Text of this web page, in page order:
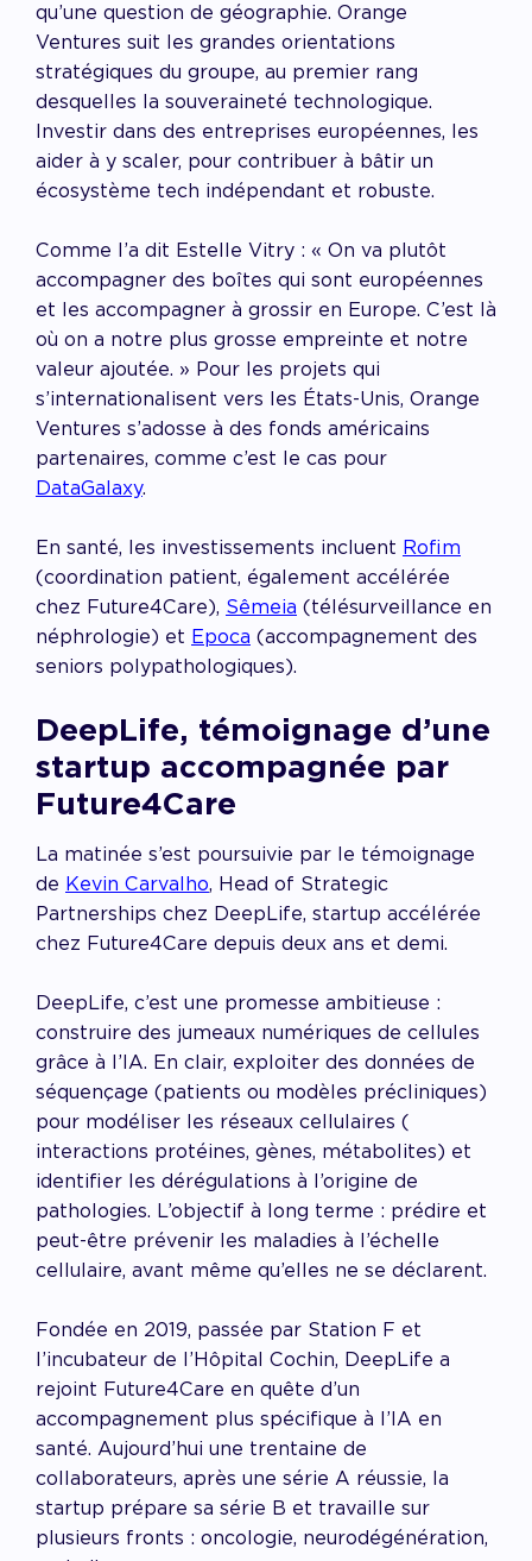
qu’une question de géographie. Orange
Ventures suit les grandes orientations
stratégiques du groupe, au premier rang
desquelles la souveraineté technologique.
Investir dans des entreprises européennes, les
aider à y scaler, pour contribuer à bâtir un
écosystème tech indépendant et robuste.
Comme l’a dit Estelle Vitry : « On va plutôt
accompagner des boîtes qui sont européennes
et les accompagner à grossir en Europe. C’est là
où on a notre plus grosse empreinte et notre
valeur ajoutée. » Pour les projets qui
s’internationalisent vers les États-Unis, Orange
Ventures s’adosse à des fonds américains
partenaires, comme c’est le cas pour
DataGalaxy.
En santé, les investissements incluent Rofim
(coordination patient, également accélérée
chez Future4Care), Sêmeia (télésurveillance en
néphrologie) et Epoca (accompagnement des
seniors polypathologiques).
DeepLife, témoignage d’une
startup accompagnée par
Future4Care
La matinée s’est poursuivie par le témoignage
de Kevin Carvalho, Head of Strategic
Partnerships chez DeepLife, startup accélérée
chez Future4Care depuis deux ans et demi.
DeepLife, c’est une promesse ambitieuse :
construire des jumeaux numériques de cellules
grâce à l’IA. En clair, exploiter des données de
séquençage (patients ou modèles précliniques)
pour modéliser les réseaux cellulaires (
interactions protéines, gènes, métabolites) et
identifier les dérégulations à l’origine de
pathologies. L’objectif à long terme : prédire et
peut-être prévenir les maladies à l’échelle
cellulaire, avant même qu’elles ne se déclarent.
Fondée en 2019, passée par Station F et
l’incubateur de l’Hôpital Cochin, DeepLife a
rejoint Future4Care en quête d’un
accompagnement plus spécifique à l’IA en
santé. Aujourd’hui une trentaine de
collaborateurs, après une série A réussie, la
startup prépare sa série B et travaille sur
plusieurs fronts : oncologie, neurodégénération,